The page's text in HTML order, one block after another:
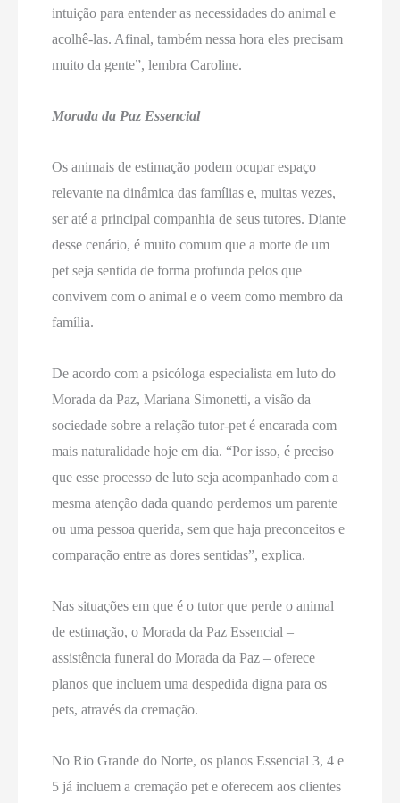
intuição para entender as necessidades do animal e
acolhê-las. Afinal, também nessa hora eles precisam
muito da gente”, lembra Caroline.
Morada da Paz Essencial
Os animais de estimação podem ocupar espaço
relevante na dinâmica das famílias e, muitas vezes,
ser até a principal companhia de seus tutores. Diante
desse cenário, é muito comum que a morte de um
pet seja sentida de forma profunda pelos que
convivem com o animal e o veem como membro da
família.
De acordo com a psicóloga especialista em luto do
Morada da Paz, Mariana Simonetti, a visão da
sociedade sobre a relação tutor-pet é encarada com
mais naturalidade hoje em dia. “Por isso, é preciso
que esse processo de luto seja acompanhado com a
mesma atenção dada quando perdemos um parente
ou uma pessoa querida, sem que haja preconceitos e
comparação entre as dores sentidas”, explica.
Nas situações em que é o tutor que perde o animal
de estimação, o Morada da Paz Essencial –
assistência funeral do Morada da Paz – oferece
planos que incluem uma despedida digna para os
pets, através da cremação.
No Rio Grande do Norte, os planos Essencial 3, 4 e
5 já incluem a cremação pet e oferecem aos clientes